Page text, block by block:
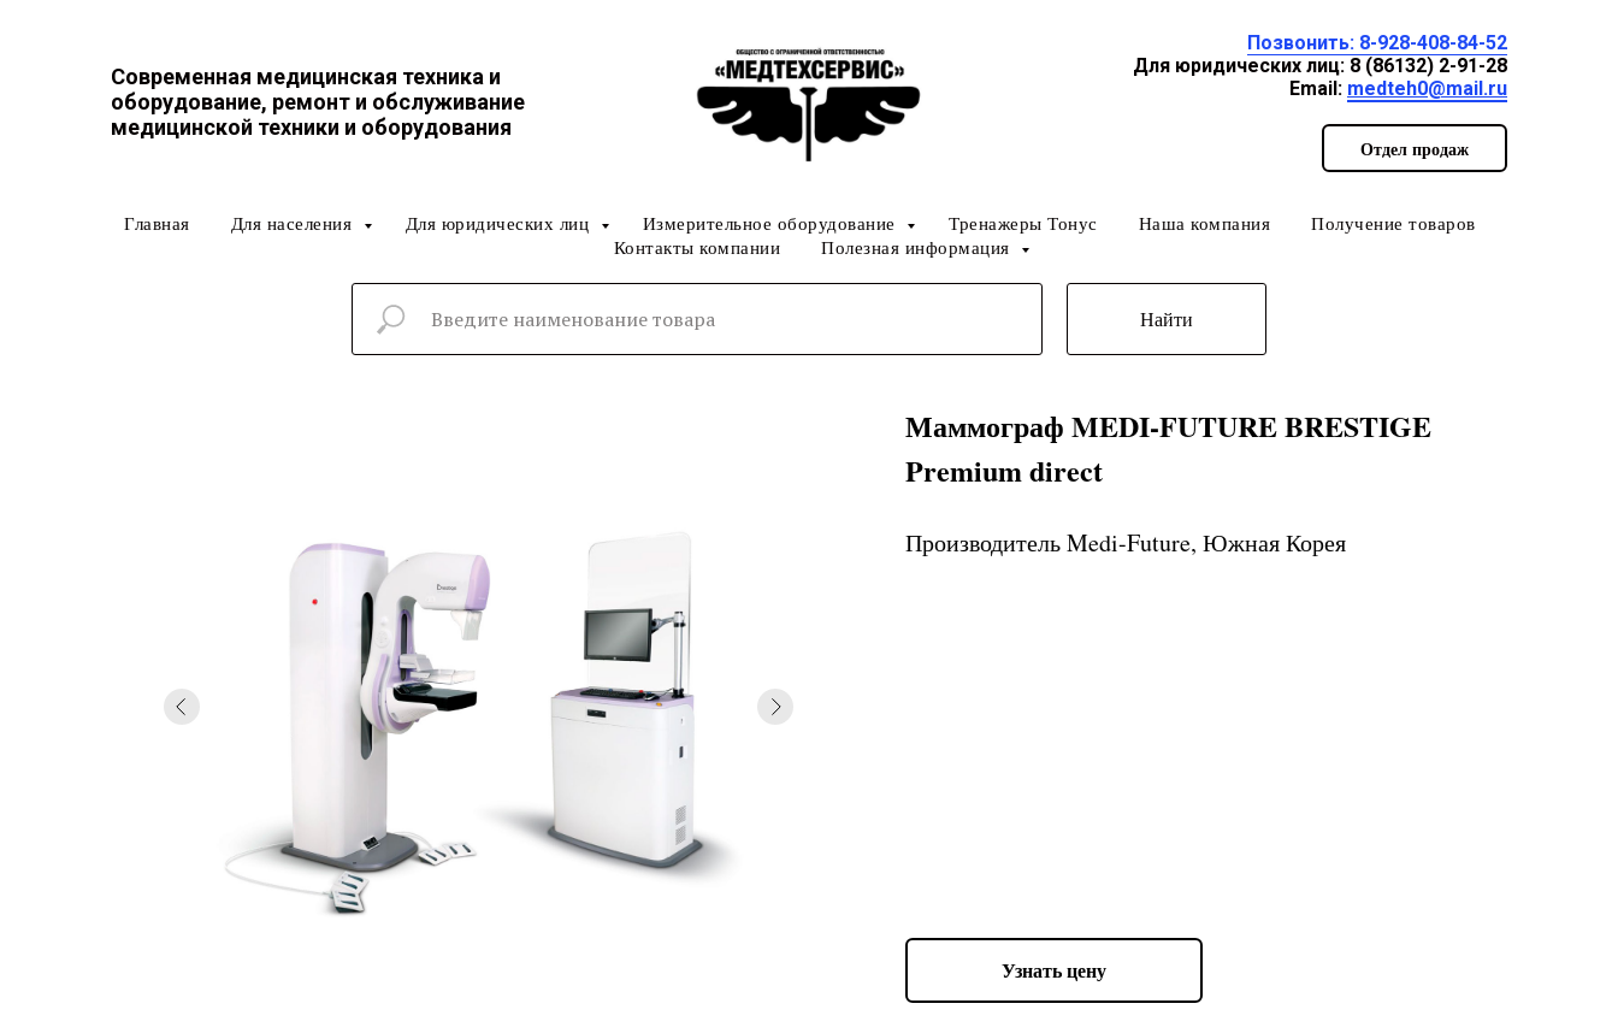
Современная медицинская техника и
оборудование, ремонт и обслуживание
медицинской техники и оборудования
Позвонить: 8-928-408-84-52
Для юридических лиц: 8 (86132) 2-91-28
Email: medteh0@mail.ru
Отдел продаж
Главная Для населения Для юридических лиц Измерительное оборудование Тренажеры Тонус Наша компания
Получение товаров
Контакты компании
Полезная информация
Найти
Маммограф MEDI-FUTURE BRESTIGE
Premium direct
Производитель Medi-Future, Южная Корея
Узнать цену